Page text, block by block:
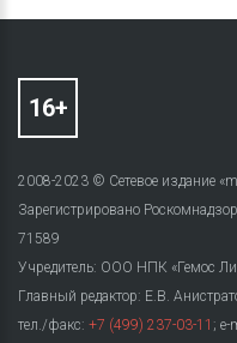
2008-2023 © Сетевое издание
Зарегистрировано
71589
Учредитель: ООО НПК «Гемос
Главный редактор: Е.В.
тел./факс: +7 (499) 237-03-11 ; e-